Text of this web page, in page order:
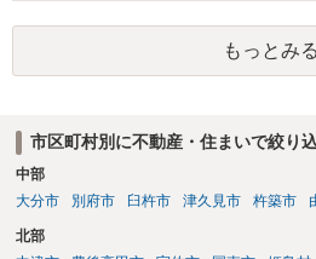
であれば、建物を収去して土地を明渡す
す。 その後、建物を平屋に立て替えた
得ているのであれば、単純に費用を捻出
する、という話になるわけでもないよう
に請求の根拠（なぜ当方が平屋の解体費
のか）を確認されてみてはいかがでしょ
もっとみる
市区町村別に不動産・住まいで絞り
中部
大分市
別府市 臼杵市 津久見市 杵築市
北部